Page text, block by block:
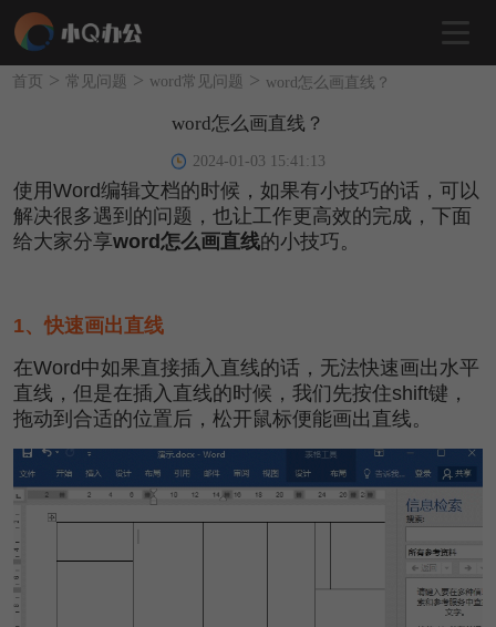
首页 > 常见问题 > word常见问题 > word怎么画直线？
word怎么画直线？
2024-01-03 15:41:13
使用Word编辑文档的时候，如果有小技巧的话，可以
解决很多遇到的问题，也让工作更高效的完成，下面
给大家分享word怎么画直线的小技巧。
1、快速画出直线
在Word中如果直接插入直线的话，无法快速画出水平
直线，但是在插入直线的时候，我们先按住shift键，
拖动到合适的位置后，松开鼠标便能画出直线。